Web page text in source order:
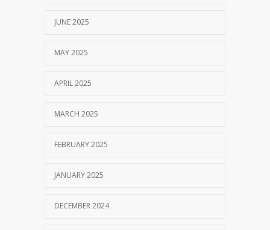
JUNE 2025
MAY 2025
APRIL 2025
MARCH 2025
FEBRUARY 2025
JANUARY 2025
DECEMBER 2024